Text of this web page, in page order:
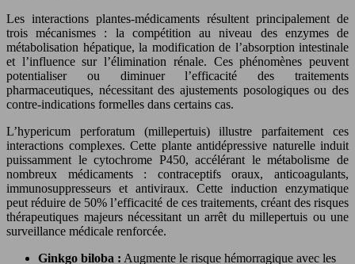
Les interactions plantes-médicaments résultent principalement de
trois mécanismes : la compétition au niveau des enzymes de
métabolisation hépatique, la modification de l’absorption intestinale
et l’influence sur l’élimination rénale. Ces phénomènes peuvent
potentialiser ou diminuer l’efficacité des traitements
pharmaceutiques, nécessitant des ajustements posologiques ou des
contre-indications formelles dans certains cas.
L’hypericum perforatum (millepertuis) illustre parfaitement ces
interactions complexes. Cette plante antidépressive naturelle induit
puissamment le cytochrome P450, accélérant le métabolisme de
nombreux médicaments : contraceptifs oraux, anticoagulants,
immunosuppresseurs et antiviraux. Cette induction enzymatique
peut réduire de 50% l’efficacité de ces traitements, créant des risques
thérapeutiques majeurs nécessitant un arrêt du millepertuis ou une
surveillance médicale renforcée.
Ginkgo biloba : Augmente le risque hémorragique avec les